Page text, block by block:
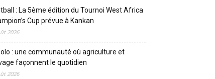
: La 5ème édition du Tournoi West Africa
Cup prévue à Kankan
2026
: une communauté où agriculture et
façonnent le quotidien
2026